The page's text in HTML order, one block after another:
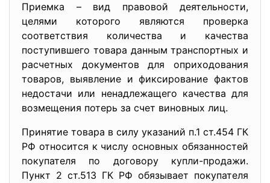
Приемка – вид правовой деятельности,
целями которого являются проверка
соответствия количества и качества
поступившего товара данным транспортных и
расчетных документов для оприходования
товаров, выявление и фиксирование фактов
недостачи или ненадлежащего качества для
возмещения потерь за счет виновных лиц.
Принятие товара в силу указаний п.1 ст.454 ГК
РФ относится к числу основных обязанностей
покупателя по договору купли-продажи.
Пункт 2 ст.513 ГК РФ обязывает покупателя